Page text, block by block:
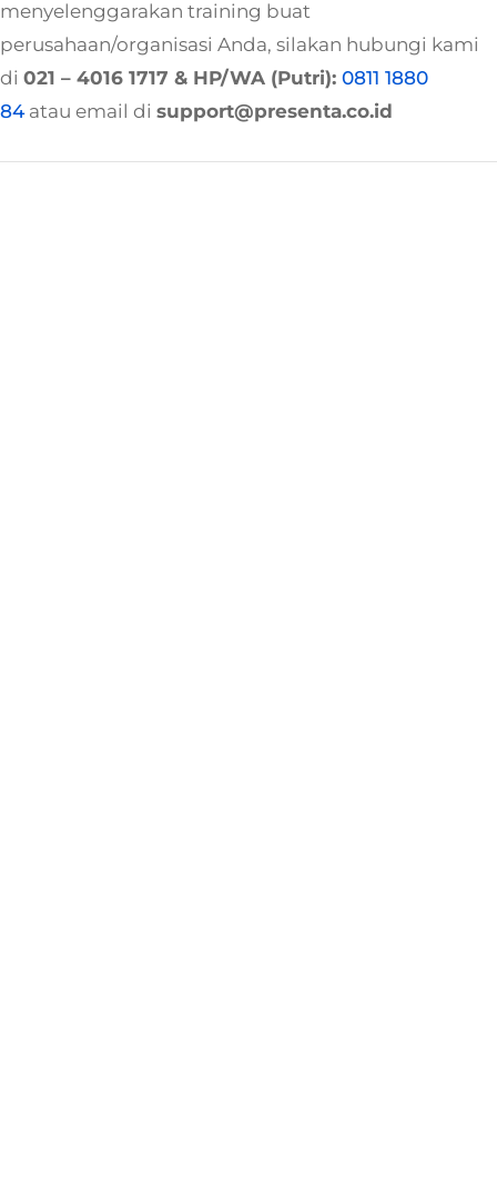
menyelenggarakan training buat
perusahaan/organisasi Anda, silakan hubungi kami
di 021 – 4016 1717 & HP/WA (Putri): 0811 1880
84atau email di support@presenta.co.id